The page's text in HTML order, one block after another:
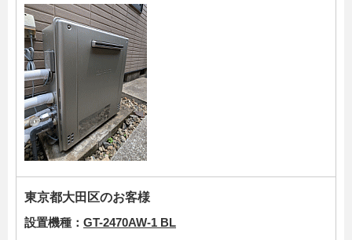
東京都大田区のお客様
設置機種： GT-2470AW-1 BL